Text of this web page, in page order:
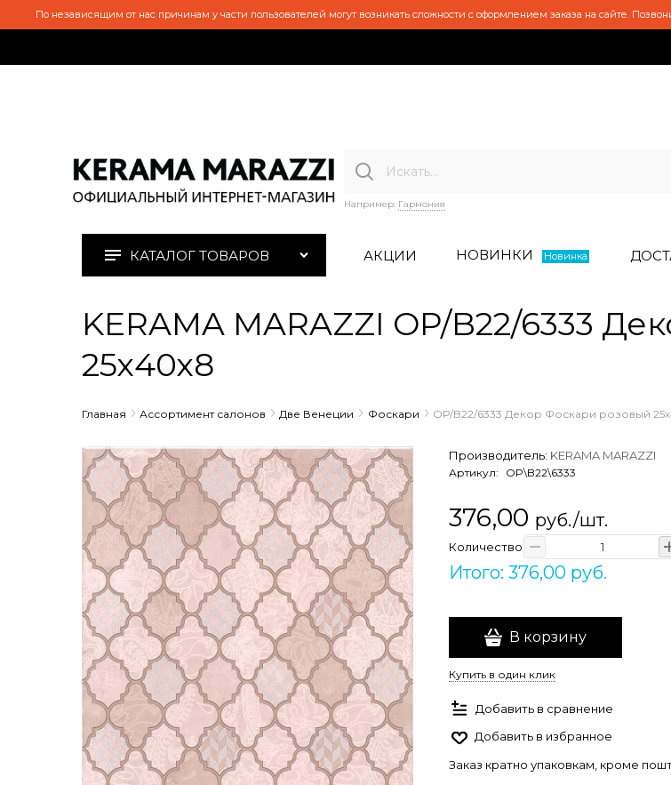
По независящим от нас причинам у части пользователей могут возникать сложности с оформлением заказа на сайте.
Например: Гармония
КАТАЛОГ ТОВАРОВ АКЦИИ НОВИНКИ Новинка
KERAMA MARAZZI OP/B22/6333
25х40х8
Главная Ассортимент салонов Две Венеции Фоскари OP/B22/6333 Декор Фоскари розовый
Производитель: KERAMA MARAZZI
Артикул: OP\B22\6333
376,00 руб./шт.
Количество
Итого: 376,00 руб.
В корзину
Купить в один клик
Добавить в сравнение
Добавить в избранное
Заказ кратно упаковкам, кроме